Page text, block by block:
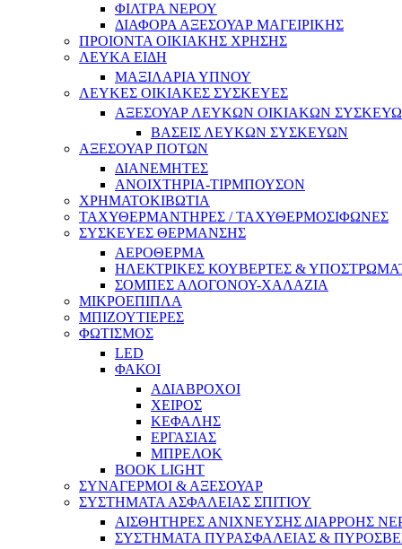
ΦΙΛΤΡΑ ΝΕΡΟΥ
ΔΙΑΦΟΡΑ ΑΞΕΣΟΥΑΡ ΜΑΓΕΙΡΙΚΗΣ
ΠΡΟΙΟΝΤΑ ΟΙΚΙΑΚΗΣ ΧΡΗΣΗΣ
ΛΕΥΚΑ ΕΙΔΗ
ΜΑΞΙΛΑΡΙΑ ΥΠΝΟΥ
ΛΕΥΚΕΣ ΟΙΚΙΑΚΕΣ ΣΥΣΚΕΥΕΣ
ΑΞΕΣΟΥΑΡ ΛΕΥΚΩΝ ΟΙΚΙΑΚΩΝ
ΒΑΣΕΙΣ ΛΕΥΚΩΝ ΣΥΣΚΕΥΩΝ
ΑΞΕΣΟΥΑΡ ΠΟΤΩΝ
ΔΙΑΝΕΜΗΤΕΣ
ΑΝΟΙΧΤΗΡΙΑ-ΤΙΡΜΠΟΥΣΟΝ
ΧΡΗΜΑΤΟΚΙΒΩΤΙΑ
ΤΑΧΥΘΕΡΜΑΝΤΗΡΕΣ / ΤΑΧΥΘΕΡΜΟΣΙΦΩΝΕΣ
ΣΥΣΚΕΥΕΣ ΘΕΡΜΑΝΣΗΣ
ΑΕΡΟΘΕΡΜΑ
ΗΛΕΚΤΡΙΚΕΣ ΚΟΥΒΕΡΤΕΣ &
ΣΟΜΠΕΣ ΑΛΟΓΟΝΟΥ-ΧΑΛΑΖΙΑ
ΜΙΚΡΟΕΠΙΠΛΑ
ΜΠΙΖΟΥΤΙΕΡΕΣ
ΦΩΤΙΣΜΟΣ
LED
ΦΑΚΟΙ
ΑΔΙΑΒΡΟΧΟΙ
ΧΕΙΡΟΣ
ΚΕΦΑΛΗΣ
ΕΡΓΑΣΙΑΣ
ΜΠΡΕΛΟΚ
BOOK LIGHT
ΣΥΝΑΓΕΡΜΟΙ & ΑΞΕΣΟΥΑΡ
ΣΥΣΤΗΜΑΤΑ ΑΣΦΑΛΕΙΑΣ ΣΠΙΤΙΟΥ
ΑΙΣΘΗΤΗΡΕΣ ΑΝΙΧΝΕΥΣΗΣ ΔΙΑΡΡΟΗΣ
ΣΥΣΤΗΜΑΤΑ ΠΥΡΑΣΦΑΛΕΙΑΣ &